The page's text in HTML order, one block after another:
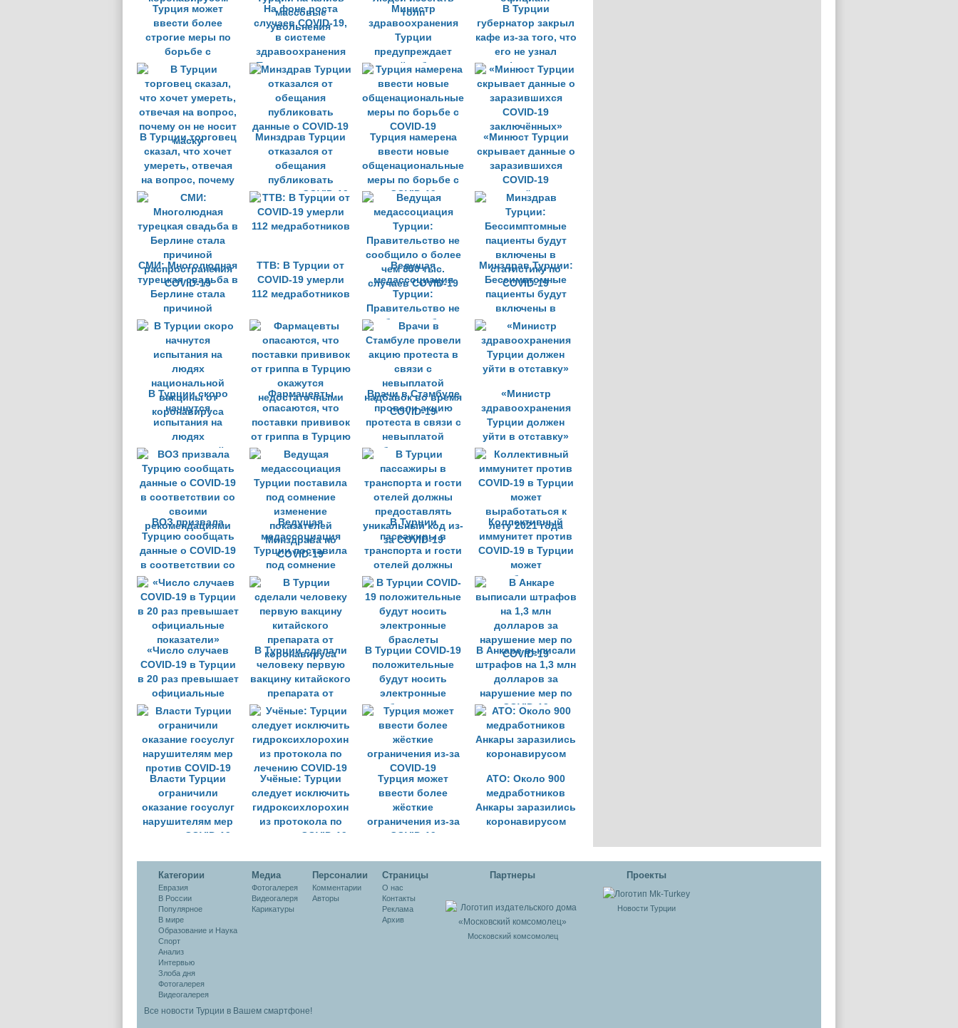
Турция может
ввести более
строгие меры по
борьбе с
коронавирусом
На фоне роста
случаев COVID-19,
в системе
здравоохранения
Турции начались
массовые
увольнения
Министр
здравоохранения
Турции
предупреждает
людей избегать
толп
В Турции
губернатор закрыл
кафе из-за того, что
его не узнал
официант
В Турции торговец
сказал, что хочет
умереть, отвечая
на вопрос, почему
он не носит маску
Минздрав Турции
отказался от
обещания
публиковать
данные о COVID-19
Турция намерена
ввести новые
общенациональные
меры по борьбе с
COVID-19
«Минюст Турции
скрывает данные о
заразившихся
COVID-19
заключённых»
СМИ: Многолюдная
турецкая свадьба в
Берлине стала
причиной
распространения
COVID-19
TTB: В Турции от
COVID-19 умерли
112 медработников
Ведущая
медассоциация
Турции:
Правительство не
сообщило о более
чем 350 тыс.
случаев COVID-19
Минздрав Турции:
Бессимптомные
пациенты будут
включены в
статистику по
COVID-19
В Турции скоро
начнутся
испытания на
людях
национальной
вакцины от
коронавируса
Фармацевты
опасаются, что
поставки прививок
от гриппа в Турцию
окажутся
недостаточными
Врачи в Стамбуле
провели акцию
протеста в связи с
невыплатой
надбавок во время
COVID-19
«Министр
здравоохранения
Турции должен
уйти в отставку»
ВОЗ призвала
Турцию сообщать
данные о COVID-19
в соответствии со
своими
рекомендациями
Ведущая
медассоциация
Турции поставила
под сомнение
изменение
показателей
Минздрава по
COVID-19
В Турции
пассажиры в
транспорта и гости
отелей должны
предоставлять
уникальный код из-
за COVID-19
Коллективный
иммунитет против
COVID-19 в Турции
может
выработаться к
лету 2021 года
«Число случаев
COVID-19 в Турции
в 20 раз превышает
официальные
показатели»
В Турции сделали
человеку первую
вакцину китайского
препарата от
коронавируса
В Турции COVID-19
положительные
будут носить
электронные
браслеты
В Анкаре выписали
штрафов на 1,3 млн
долларов за
нарушение мер по
COVID-19
Власти Турции
ограничили
оказание госуслуг
нарушителям мер
против COVID-19
Учёные: Турции
следует исключить
гидроксихлорохин
из протокола по
лечению COVID-19
Турция может
ввести более
жёсткие
ограничения из-за
COVID-19
ATO: Около 900
медработников
Анкары заразились
коронавирусом
Категории
Евразия
В России
Популярное
В мире
Образование и Наука
Спорт
Анализ
Интервью
Злоба дня
Фотогалерея
Видеогалерея
Медиа
Фотогалерея
Видеогалеря
Карикатуры
Персоналии
Комментарии
Авторы
Cтраницы
О нас
Контакты
Реклама
Архив
Партнеры
Московский комсомолец
Проекты
Новости Турции
Все новости Турции в Вашем смартфоне!